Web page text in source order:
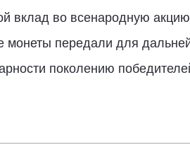
вклад во всенародную
монеты передали для
поколению